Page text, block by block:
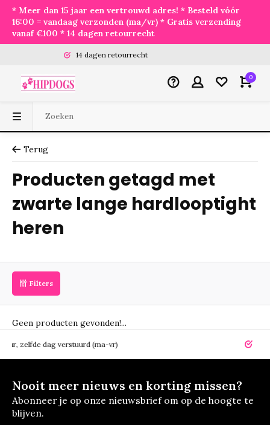
* Meer dan 15 jaar een vertrouwd adres! * Besteld vóór
16:00 = vandaag verzonden (ma/vr) * Gratis verzending
vanaf €100 * 14 dagen retourrecht
14 dagen retourrecht
0
Terug
Producten getagd met
zwarte lange hardlooptight
heren
Filters
Geen producten gevonden!...
dag verstuurd (ma-vr) 14 dagen
Nooit meer nieuws en korting missen?
Abonneer je op onze nieuwsbrief om op de hoogte te
blijven.